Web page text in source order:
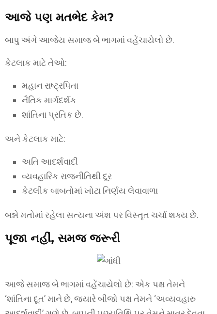
આજે પણ મતભેદ કેમ?
બાપુ અંગે આજેય સમાજ બે ભાગમાં વહેંચાયેલો છે.
કેટલાક માટે તેઓ:
મહાન રાષ્ટ્રપિતા
નૈતિક માર્ગદર્શક
શાંતિના પ્રતિક છે.
અને કેટલાક માટે:
અતિ આદર્શવાદી
વ્યવહારિક રાજનીતિથી દૂર
કેટલીક બાબતોમાં ખોટા નિર્ણય લેવાવાળા
બન્ને મતોમાં રહેલા સત્યના અંશ પર વિસ્તૃત ચર્ચા શક્ય છે.
પૂજા નહીં, સમજ જરૂરી
આજે સમાજ બે ભાગમાં વહેંચાયેલો છે: એક પક્ષ તેમને
‘શાંતિના દૂત’ માને છે, જ્યારે બીજો પક્ષ તેમને ‘અવ્યવહારુ